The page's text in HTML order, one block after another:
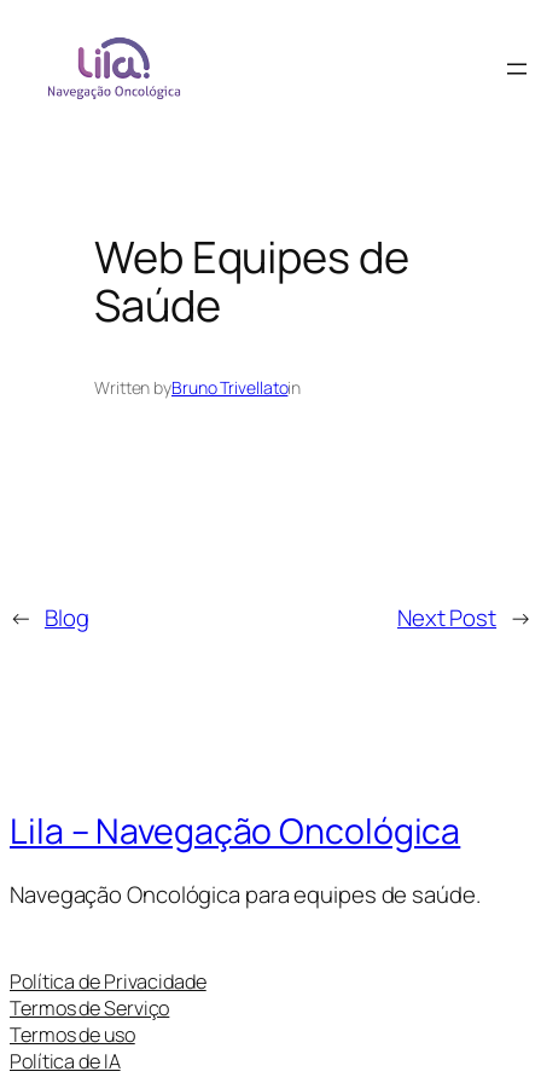
Web Equipes de
Saúde
Written byBruno Trivellatoin
← Blog Next Post →
Lila – Navegação Oncológica
Navegação Oncológica para equipes de saúde.
Política de Privacidade
Termos de Serviço
Termos de uso
Política de IA